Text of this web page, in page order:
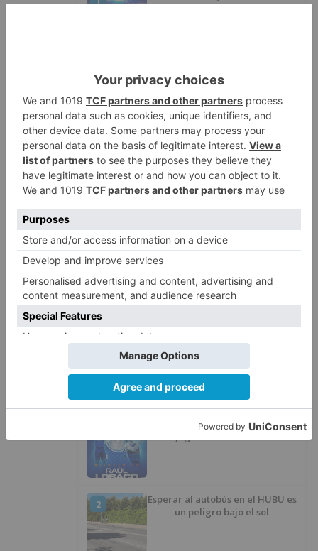
2
Burgos durante el eclipse del 12
de agosto
3
Santiago Lencina, nuevo
refuerzo del Burgos CF para la
temporada 2026/27
Lizancos ha sido operado con
éxito del menisco de su rodilla
5
Detenidas tres personas en
Quintanar de la Sierra con
LO ÚLTIMO
San Pablo Burgos incorpora al
jugador Raúl Lobaco
2
Esperar al autobús en el HUBU es
un peligro bajo el sol